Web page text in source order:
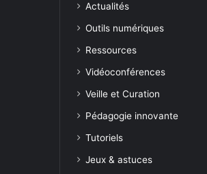
Actualités
Outils numériques
Ressources
Vidéoconférences
Veille et Curation
Pédagogie innovante
Tutoriels
Jeux & astuces